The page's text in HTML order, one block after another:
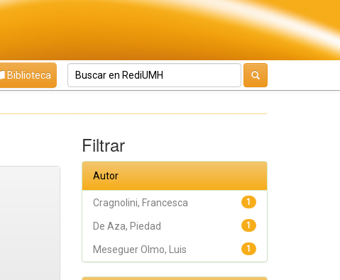
Biblioteca
Filtrar
Autor
1
Cragnolini, Francesca
1
De Aza, Piedad
1
Meseguer Olmo, Luis